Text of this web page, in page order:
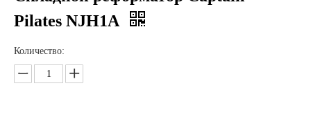
Pilates NJH1A
Количество: